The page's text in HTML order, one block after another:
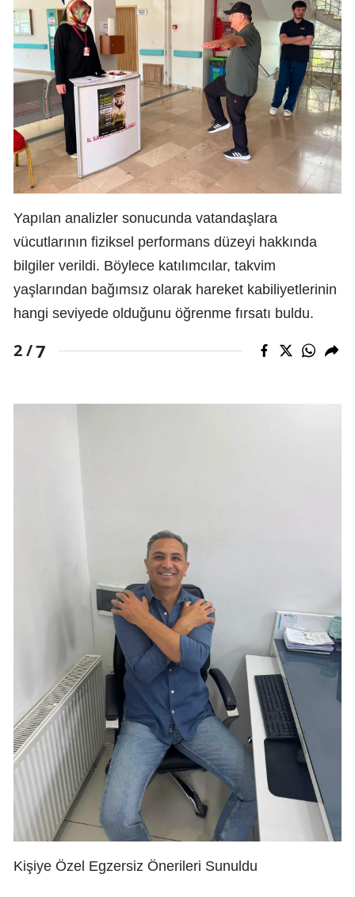
Yapılan analizler sonucunda vatandaşlara
vücutlarının fiziksel performans düzeyi hakkında
bilgiler verildi. Böylece katılımcılar, takvim
yaşlarından bağımsız olarak hareket kabiliyetlerinin
hangi seviyede olduğunu öğrenme fırsatı buldu.
2 /7
Kişiye Özel Egzersiz Önerileri Sunuldu